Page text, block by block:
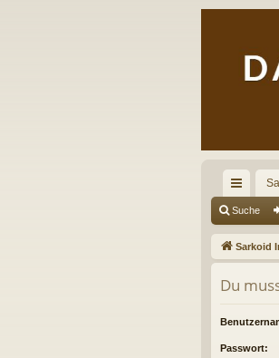
ch
ne
llz
ug
riff
Suche
Sarkoid
Du
Passwort: